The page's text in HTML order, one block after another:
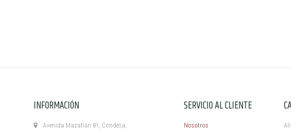
INFORMACIÓN
Avenida Mazatlán 81, Condesa,
SERVICIO AL CLIENTE
Nosotros